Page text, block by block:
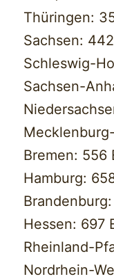
Thüringen:
Sachsen:
Schleswig-
Sachsen-
Bremen: 556
Hamburg:
Hessen: 697
Rheinland-
Nordrhein-